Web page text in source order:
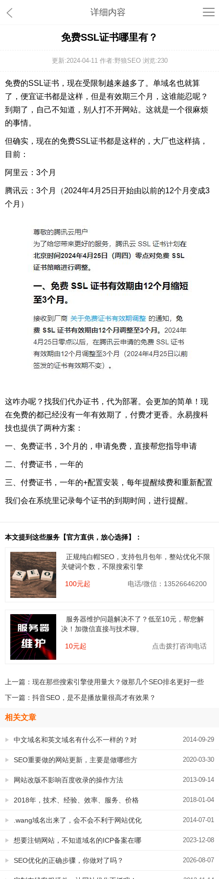
详细内容
免费SSL证书哪里有？
更新:2024-04-11 作者:野狼SEO 浏览:230
免费的SSL证书，现在受限制越来越多了。单域名也就算
了，便宜证书都是这样，但是有效期三个月，这谁能忍呢？
到期了，自己不知道，别人打不开网站。这就是一个很麻烦
的事情。
但确实，现在的免费SSL证书都是这样的，大厂也这样搞，
目前：
阿里云：3个月
腾讯云：3个月（2024年4月25日开始由以前的12个月变成3
个月）
这咋办呢？找我们代办证书，代为部署。会更加的简单！现
在免费的都已经没有一年有效期了，付费才更香。永易搜科
技也提供了两种方案：
一、免费证书，3个月的，申请免费，直接帮您指导申请
二、付费证书，一年的
三、付费证书，一年的+配置安装，每年提醒续费和重新配置
我们会在系统里记录每个证书的到期时间，进行提醒。
本文提到这些服务【官方直供，放心选择】：
正规纯白帽SEO，支持包月包年，整站优化不限
关键词个数，不限搜索引擎
100元起 电话/微信：13526646200
服务器维护问题解决不了？低至10元，帮您解
决！加微信直接与技术聊。
10元起 点击拨打咨询电话
上一篇： 现在那些搜索引擎使用量大？做那几个SEO排名更好一些
下一篇： 抖音SEO，是不是播放量很高才有效果？
相关文章
2014-09-29
中文域名和英文域名有什么不一样的？对
SEO有影响吗 2020-03-30
SEO重要做的网站更新，主要是做哪些方
面 2013-09-14
网站改版不影响百度收录的操作方法
2018-01-04
2018年，技术、经验、效率、服务、价格
都不是永易搜科技的特色，诚信才是 2014-07-01
.wang域名出来了，会不会不利于网站优化
呢？ 2023-12-08
想要注销网站，不知道域名的ICP备案在哪
里做的 怎么办？ 2026-08-07
SEO优化的正确步骤，你做对了吗？